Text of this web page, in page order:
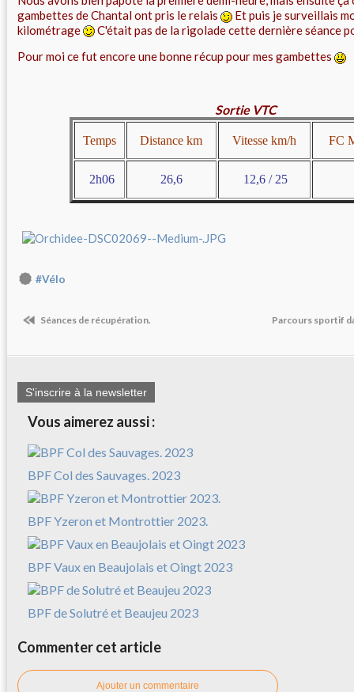
gambettes de Chantal ont pris le relais
Et puis je surveillais
kilométrage
C'était pas de la rigolade cette dernière séance
Pour moi ce fut encore une bonne récup pour mes gambettes
Sortie VTC
Temps Distance km Vitesse km/h FC
2h06 26,6 12,6 / 25
#Vélo
Séances de récupération. Parcours sportif
S'inscrire à la newsletter
Vous aimerez aussi :
BPF Col des Sauvages. 2023
BPF Yzeron et Montrottier 2023.
BPF Vaux en Beaujolais et Oingt 2023
BPF de Solutré et Beaujeu 2023
Commenter cet article
Ajouter un commentaire